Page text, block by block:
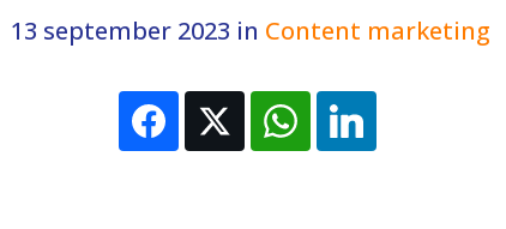
13 september 2023 in Content marketing